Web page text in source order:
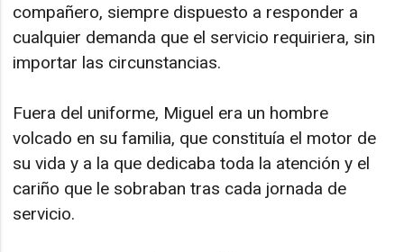
compañero, siempre dispuesto a responder a
cualquier demanda que el servicio requiriera, sin
importar las circunstancias.
Fuera del uniforme, Miguel era un hombre
volcado en su familia, que constituía el motor de
su vida y a la que dedicaba toda la atención y el
cariño que le sobraban tras cada jornada de
servicio.